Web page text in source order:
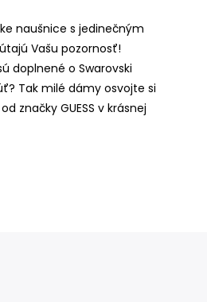
naušnice s jedinečným
Vašu pozornosť!
doplnené o Swarovski
Tak milé dámy osvojte si
značky GUESS v krásnej